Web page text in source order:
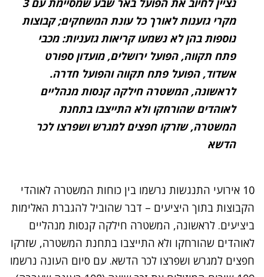
נציין לחיוב את הפועל באר שבע שמסיימת עם 3
מקרי גזענות לאורך כל עונת המשחקים; קבוצות
נוספות בהן לא נשמעו קריאות גזעניות: מכבי
פתח תקווה, הפועל ירושלים, מועדון ספורט
אשדוד, הפועל פתח תקווה והפועל חדרה.
לראשונה, המשטרה חילקה קנסות מנהליים
לאוהדים שהורחקו ולא התייצבו בתחנת
המשטרה, שזרקו חפצים למגרש ושפרצו לכר
הדשא
10 אירועי התנגשות נרשמו בין כוחות המשטרה לאוהדי
הקבוצות בתוך היציעים – דבר שהוביל להגברת האלימות
ביציעים. לראשונה, המשטרה חילקה קנסות מנהליים
לאוהדים שהורחקו ולא התייצבו בתחנת המשטרה, שזרקו
חפצים למגרש ושפרצו לכר הדשא. עם סיום העונה נרשמו